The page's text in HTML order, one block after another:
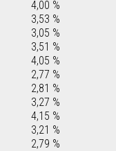
4,00 %
3,53 %
3,05 %
3,51 %
4,05 %
2,77 %
2,81 %
3,27 %
4,15 %
3,21 %
2,79 %